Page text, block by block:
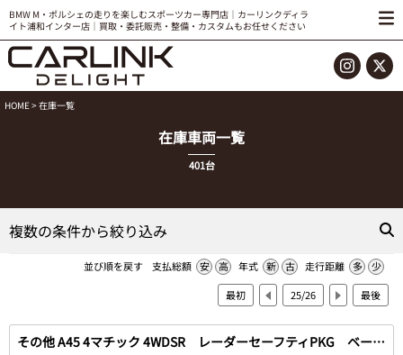
BMW M・ポルシェの走りを楽しむスポーツカー専門店｜カーリンクディラ
イト浦和インター店｜買取・委託販売・整備・カスタムもお任せください
HOME> 在庫一覧
在庫車両一覧
401台
複数の条件から絞り込み
並び順を戻す 支払総額 安 高 年式 新 古 走行距離 多
少
最初
25/26 最後
その他 A45 4マチック 4WDSR レーダーセーフティPKG ベーシックPKG